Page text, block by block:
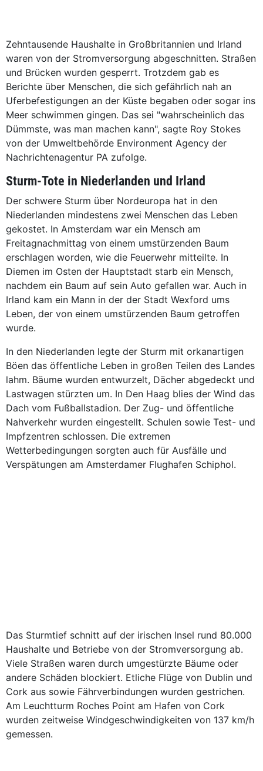
Zehntausende Haushalte in Großbritannien und Irland
waren von der Stromversorgung abgeschnitten. Straßen
und Brücken wurden gesperrt. Trotzdem gab es
Berichte über Menschen, die sich gefährlich nah an
Uferbefestigungen an der Küste begaben oder sogar ins
Meer schwimmen gingen. Das sei "wahrscheinlich das
Dümmste, was man machen kann", sagte Roy Stokes
von der Umweltbehörde Environment Agency der
Nachrichtenagentur PA zufolge.
Sturm-Tote in Niederlanden und Irland
Der schwere Sturm über Nordeuropa hat in den
Niederlanden mindestens zwei Menschen das Leben
gekostet. In Amsterdam war ein Mensch am
Freitagnachmittag von einem umstürzenden Baum
erschlagen worden, wie die Feuerwehr mitteilte. In
Diemen im Osten der Hauptstadt starb ein Mensch,
nachdem ein Baum auf sein Auto gefallen war. Auch in
Irland kam ein Mann in der der Stadt Wexford ums
Leben, der von einem umstürzenden Baum getroffen
wurde.
In den Niederlanden legte der Sturm mit orkanartigen
Böen das öffentliche Leben in großen Teilen des Landes
lahm. Bäume wurden entwurzelt, Dächer abgedeckt und
Lastwagen stürzten um. In Den Haag blies der Wind das
Dach vom Fußballstadion. Der Zug- und öffentliche
Nahverkehr wurden eingestellt. Schulen sowie Test- und
Impfzentren schlossen. Die extremen
Wetterbedingungen sorgten auch für Ausfälle und
Verspätungen am Amsterdamer Flughafen Schiphol.
Das Sturmtief schnitt auf der irischen Insel rund 80.000
Haushalte und Betriebe von der Stromversorgung ab.
Viele Straßen waren durch umgestürzte Bäume oder
andere Schäden blockiert. Etliche Flüge von Dublin und
Cork aus sowie Fährverbindungen wurden gestrichen.
Am Leuchtturm Roches Point am Hafen von Cork
wurden zeitweise Windgeschwindigkeiten von 137 km/h
gemessen.